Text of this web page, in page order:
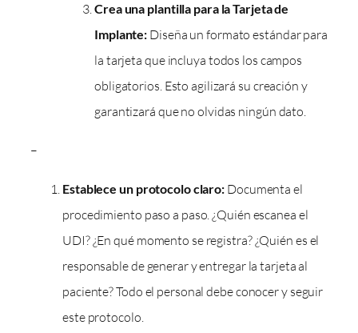
Crea una plantilla para la Tarjeta de
Implante: Diseña un formato estándar para
la tarjeta que incluya todos los campos
obligatorios. Esto agilizará su creación y
garantizará que no olvidas ningún dato.
–
Establece un protocolo claro: Documenta el
procedimiento paso a paso. ¿Quién escanea el
UDI? ¿En qué momento se registra? ¿Quién es el
responsable de generar y entregar la tarjeta al
paciente? Todo el personal debe conocer y seguir
este protocolo.